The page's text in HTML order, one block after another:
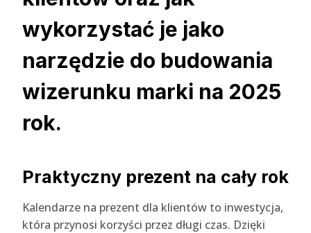
wykorzystać je jako
narzędzie do budowania
wizerunku marki na 2025
rok.
Praktyczny prezent na cały rok
Kalendarze na prezent dla klientów to inwestycja,
która przynosi korzyści przez długi czas. Dzięki